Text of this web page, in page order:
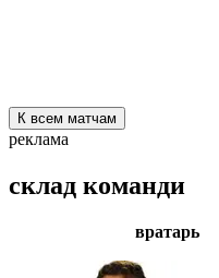
К всем матчам
реклама
склад команди
вратарь